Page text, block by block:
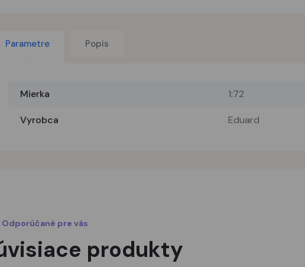
Parametre Popis
Mierka 1:72
Vyrobca Eduard
Odporúčané pre vás
produkty